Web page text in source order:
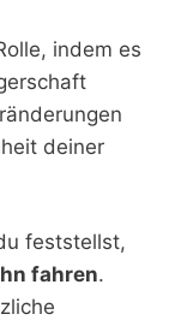
indem es
deiner
feststellst,
fahren.